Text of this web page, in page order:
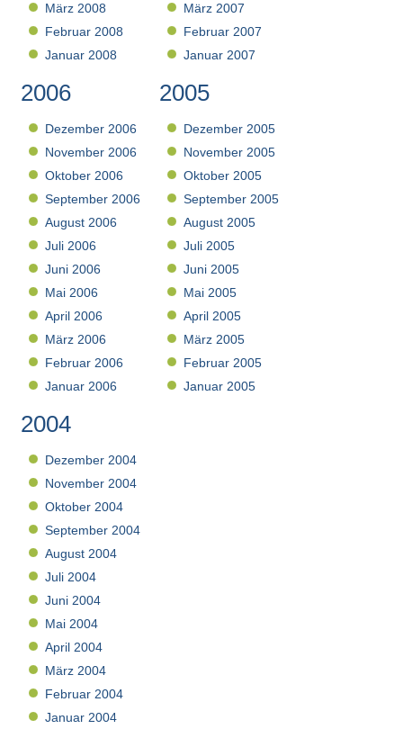
März 2008
Februar 2008
Januar 2008
März 2007
Februar 2007
Januar 2007
2006
Dezember 2006
November 2006
Oktober 2006
September 2006
August 2006
Juli 2006
Juni 2006
Mai 2006
April 2006
März 2006
Februar 2006
Januar 2006
2005
Dezember 2005
November 2005
Oktober 2005
September 2005
August 2005
Juli 2005
Juni 2005
Mai 2005
April 2005
März 2005
Februar 2005
Januar 2005
2004
Dezember 2004
November 2004
Oktober 2004
September 2004
August 2004
Juli 2004
Juni 2004
Mai 2004
April 2004
März 2004
Februar 2004
Januar 2004